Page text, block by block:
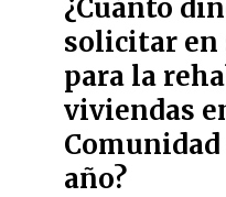
¿Cuánto
solicitar en
para la
viviendas
año?